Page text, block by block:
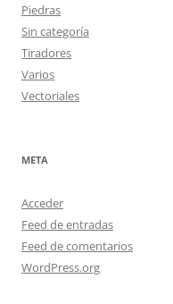
Piedras
Sin categoría
Tiradores
Varios
Vectoriales
META
Acceder
Feed de entradas
Feed de comentarios
WordPress.org